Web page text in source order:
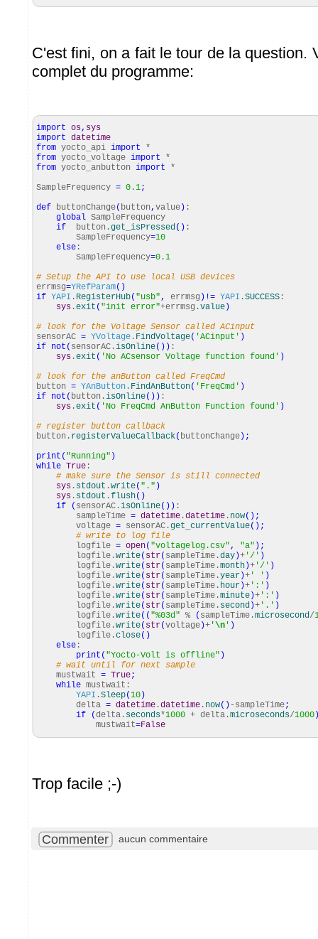
C'est fini, on a fait le tour de la question.
complet du programme:
import os, sys
import datetime
from yocto_api import *
from yocto_voltage import *
from yocto_anbutton import *
SampleFrequency = 0.1;
def buttonChange( button, value ) :
global SampleFrequency
if button.get_isPressed( ) :
SampleFrequency=10
else :
SampleFrequency=0.1
# Setup the API to use local USB devices
errmsg=YRefParam( )
if YAPI . RegisterHub( "usb", errmsg ) != YAPI .SUCCESS :
sys .exit ( "init error"+errmsg.value )
# look for the Voltage Sensor called ACinput
sensorAC = YVoltage . FindVoltage( 'ACinput' )
if not ( sensorAC.isOnline( ) ) :
sys .exit ( 'No ACsensor Voltage function found' )
# look for the anButton called FreqCmd
button = YAnButton . FindAnButton( 'FreqCmd' )
if not ( button.isOnline( ) ) :
sys .exit ( 'No FreqCmd AnButton Function found' )
# register button callback
button. registerValueCallback( buttonChange ) ;
print ( "Running" )
while True :
# make sure the Sensor is still connected
sys . stdout .write( "." )
sys . stdout .flush( )
if
( sensorAC.isOnline( ) ) :
sampleTime = datetime .datetime . now( ) ;
voltage = sensorAC.get_currentValue( ) ;
# write to log file
logfile = open( "voltagelog.csv", "a" ) ;
logfile.write( str( sampleTime.day )+ '/' )
logfile.write( str( sampleTime.month )+ '/' )
logfile.write( str( sampleTime.year )+ ' ' )
logfile.write( str( sampleTime. hour )+ ':' )
logfile.write( str( sampleTime.minute )+ ':' )
logfile.write( str( sampleTime. second )+ '.' )
logfile.write( ( "%03d" % ( sampleTime.microsecond/
logfile.write( str(voltage )+ ' \n ' )
logfile.close( )
else :
print ( "Yocto-Volt is offline" )
# wait until for next sample
mustwait = True;
while mustwait:
YAPI .Sleep(10 )
delta = datetime .datetime . now( ) -sampleTime;
if
(delta. seconds*1000 + delta.microseconds/1000
mustwait=False
Trop facile ;-)
Commenter aucun commentaire